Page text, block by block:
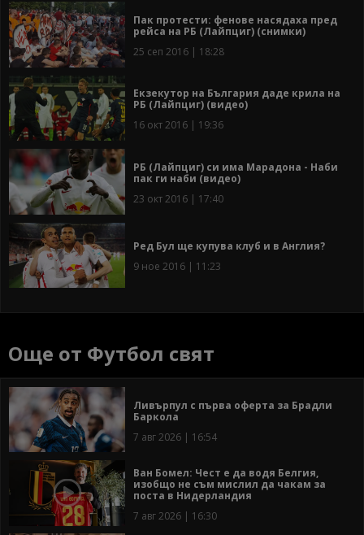
Пак протести: фенове насядаха пред
рейса на РБ (Лайпциг) (снимки)
25 сеп 2016 | 18:28
Екзекутор на България даде крила на
РБ (Лайпциг) (видео)
16 окт 2016 | 19:36
РБ (Лайпциг) си има Марадона - Наби
пак ги наби (видео)
23 окт 2016 | 17:40
Ред Бул ще купува клуб и в Англия?
9 ное 2016 | 11:23
Още от Футбол свят
Ливърпул с първа оферта за Брадли
Баркола
7 авг 2026 | 16:54
Ван Бомел: Чест е да водя Белгия,
изобщо не съм мислил да чакам за
поста в Нидерландия
7 авг 2026 | 16:30